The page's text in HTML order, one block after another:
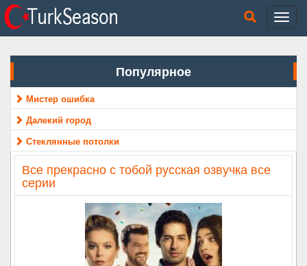
Популярное
Мистер ошибка
Далекий город
Стеклянные потолки
Все прекрасно с тобой русская озвучка все
серии